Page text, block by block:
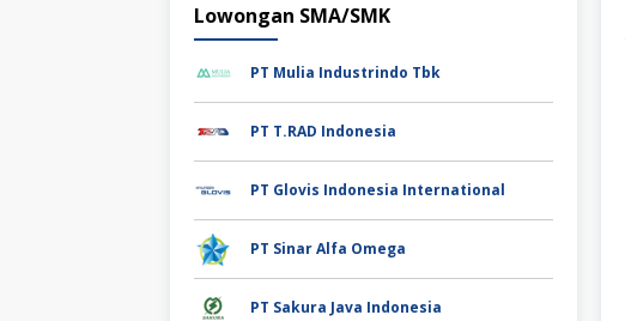
Lowongan SMA/SMK
PT Mulia Industrindo Tbk
PT T.RAD Indonesia
PT Glovis Indonesia International
PT Sinar Alfa Omega
PT Sakura Java Indonesia